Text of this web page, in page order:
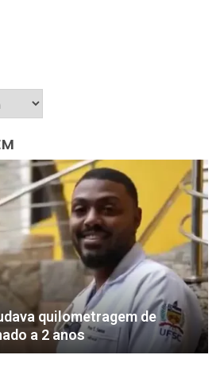
apreende R$ 2 milhões com
federal de Rondônia